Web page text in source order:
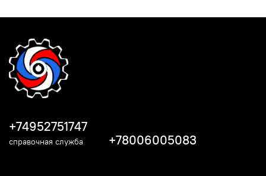
+74952751747
справочная служба +78006005083